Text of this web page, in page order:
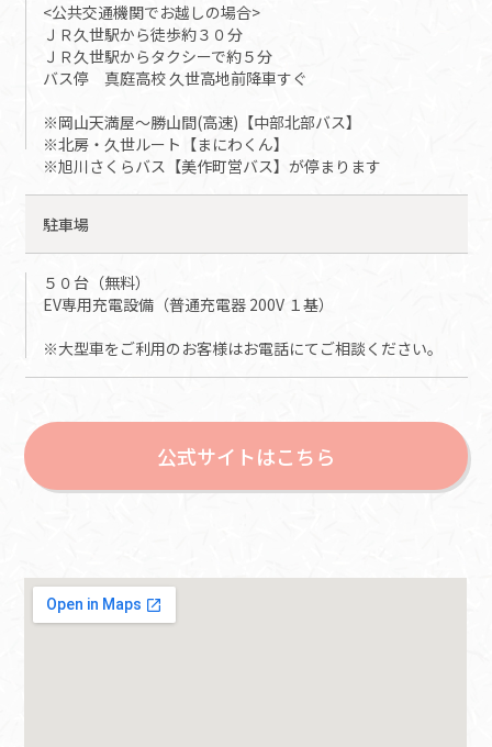
<公共交通機関でお越しの場合>
ＪＲ久世駅から徒歩約３０分
ＪＲ久世駅からタクシーで約５分
バス停 真庭高校 久世高地前降車すぐ
※岡山天満屋～勝山間(高速)【中部北部バス】
※北房・久世ルート【まにわくん】
※旭川さくらバス【美作町営バス】が停まります
駐車場
５０台（無料）
EV専用充電設備（普通充電器 200V １基）
※大型車をご利用のお客様はお電話にてご相談ください。
公式サイトはこちら